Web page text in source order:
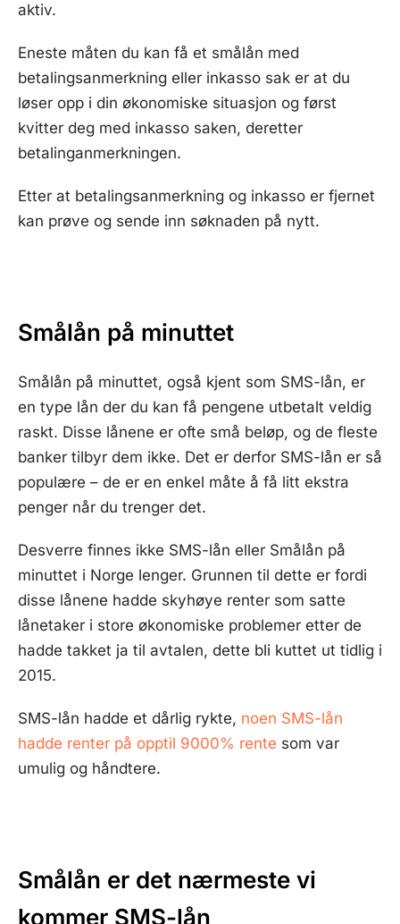
aktiv.
Eneste måten du kan få et smålån med
betalingsanmerkning eller inkasso sak er at du
løser opp i din økonomiske situasjon og først
kvitter deg med inkasso saken, deretter
betalinganmerkningen.
Etter at betalingsanmerkning og inkasso er fjernet
kan prøve og sende inn søknaden på nytt.
Smålån på minuttet
Smålån på minuttet, også kjent som SMS-lån, er
en type lån der du kan få pengene utbetalt veldig
raskt. Disse lånene er ofte små beløp, og de fleste
banker tilbyr dem ikke. Det er derfor SMS-lån er så
populære – de er en enkel måte å få litt ekstra
penger når du trenger det.
Desverre finnes ikke SMS-lån eller Smålån på
minuttet i Norge lenger. Grunnen til dette er fordi
disse lånene hadde skyhøye renter som satte
lånetaker i store økonomiske problemer etter de
hadde takket ja til avtalen, dette bli kuttet ut tidlig i
2015.
SMS-lån hadde et dårlig rykte, noen SMS-lån
hadde renter på opptil 9000% rente som var
umulig og håndtere.
Smålån er det nærmeste vi
kommer SMS-lån